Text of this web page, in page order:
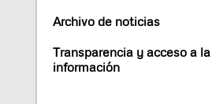
Archivo de noticias
Transparencia y acceso a la
información